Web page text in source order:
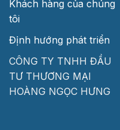
Khách hàng của chúng
tôi
Định hướng phát triển
CÔNG TY TNHH ĐẦU
TƯ THƯƠNG MẠI
HOÀNG NGỌC HƯNG